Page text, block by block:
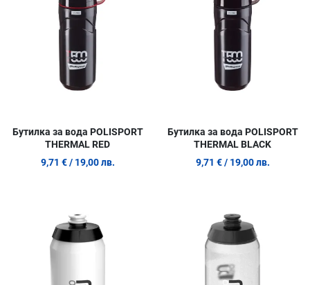
Бутилка за вода POLISPORT
THERMAL RED
9,71 € / 19,00 лв.
Бутилка за вода POLISPORT
THERMAL BLACK
9,71 € / 19,00 лв.
Сравни продукт